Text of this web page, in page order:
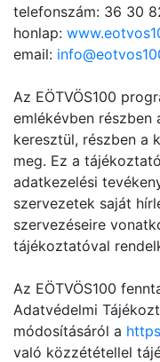
telefonszám: 36 30
honlap:
email:
Az EÖTVÖS100
emlékévben
keresztül, részben a
meg. Ez a
adatkezelési
szervezetek saját
szervezéseire
tájékoztatóval
Az EÖTVÖS100
Adatvédelmi
módosításáról a
való közzététellel